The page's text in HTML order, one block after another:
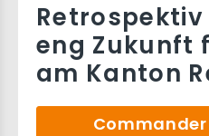
Retrospektiv
eng Zukunft
am Kanton